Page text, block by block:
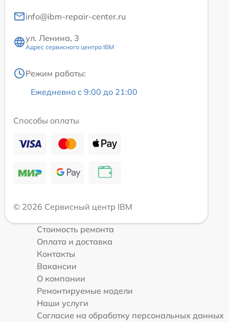
info@ibm-repair-center.ru
ул. Ленина, 3
Адрес сервисного центра IBM
Режим работы:
Ежедневно с 9:00 до 21:00
Способы оплаты
© 2026 Сервисный центр IBM
Стоимость ремонта
Оплата и доставка
Контакты
Вакансии
О компании
Ремонтируемые модели
Наши услуги
Согласие на обработку персональных данных